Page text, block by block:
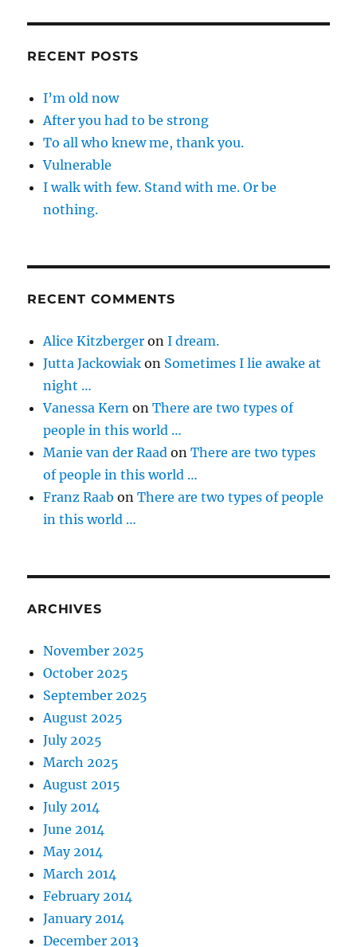
RECENT POSTS
I’m old now
After you had to be strong
To all who knew me, thank you.
Vulnerable
I walk with few. Stand with me. Or be
nothing.
RECENT COMMENTS
Alice Kitzberger onI dream.
Jutta Jackowiak on Sometimes I lie awake at
night …
Vanessa Kern onThere are two types of
people in this world …
Manie van der Raad onThere are two types
of people in this world …
Franz Raab onThere are two types of people
in this world …
ARCHIVES
November 2025
October 2025
September 2025
August 2025
July 2025
March 2025
August 2015
July 2014
June 2014
May 2014
March 2014
February 2014
January 2014
December 2013